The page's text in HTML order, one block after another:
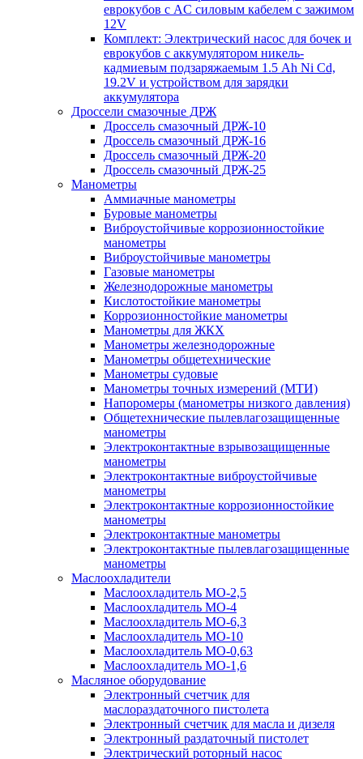
еврокубов с AC силовым кабелем с зажимом
12V
Комплект: Электрический насос для бочек и
еврокубов с аккумулятором никель-
кадмиевым подзаряжаемым 1.5 Ah Ni Cd,
19.2V и устройством для зарядки
аккумулятора
Дроссели смазочные ДРЖ
Дроссель смазочный ДРЖ-10
Дроссель смазочный ДРЖ-16
Дроссель смазочный ДРЖ-20
Дроссель смазочный ДРЖ-25
Манометры
Аммиачные манометры
Буровые манометры
Виброустойчивые коррозионностойкие
манометры
Виброустойчивые манометры
Газовые манометры
Железнодорожные манометры
Кислотостойкие манометры
Коррозионностойкие манометры
Манометры для ЖКХ
Манометры железнодорожные
Манометры общетехнические
Манометры судовые
Манометры точных измерений (МТИ)
Напоромеры (манометры низкого давления)
Общетехнические пылевлагозащищенные
манометры
Электроконтактные взрывозащищенные
манометры
Электроконтактные виброустойчивые
манометры
Электроконтактные коррозионностойкие
манометры
Электроконтактные манометры
Электроконтактные пылевлагозащищенные
манометры
Маслоохладители
Маслоохладитель MO-2,5
Маслоохладитель MO-4
Маслоохладитель МО-6,3
Маслоохладитель МО-10
Маслоохладитель MO-0,63
Маслоохладитель MO-1,6
Масляное оборудование
Электронный счетчик для
маслораздаточного пистолета
Электронный счетчик для масла и дизеля
Электронный раздаточный пистолет
Электрический роторный насос